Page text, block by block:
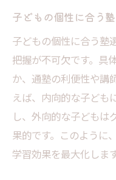
力感
子どもの個性に合う
子どもの個性に合う塾
把握が不可欠です。具
か、通塾の利便性や講
えば、内向的な子ども
し、外向的な子どもは
果的です。このように
学習効果を最大化します